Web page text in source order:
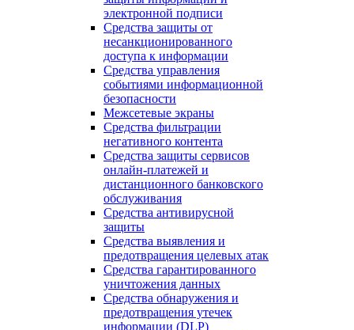
электронной подписи
Средства защиты от
несанкционированного
доступа к информации
Средства управления
событиями информационной
безопасности
Межсетевые экраны
Средства фильтрации
негативного контента
Средства защиты сервисов
онлайн-платежей и
дистанционного банковского
обслуживания
Средства антивирусной
защиты
Средства выявления и
предотвращения целевых атак
Средства гарантированного
уничтожения данных
Средства обнаружения и
предотвращения утечек
информации (DLP)